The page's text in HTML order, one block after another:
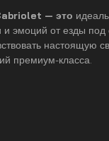
— это
и эмоций от езды
настоящую
премиум-класса.